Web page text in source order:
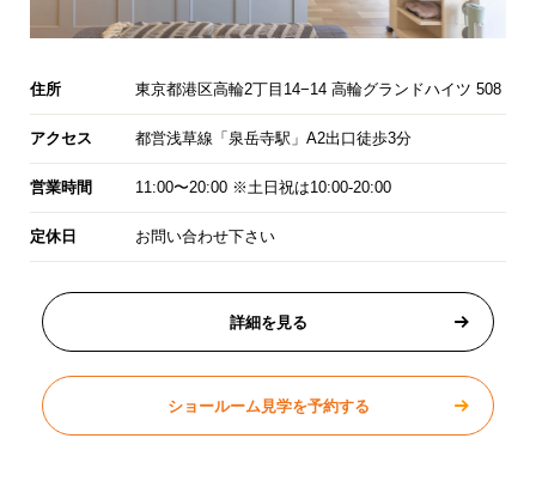
住所 東京都港区高輪2丁目14−14 高輪グランドハイツ 508
アクセス 都営浅草線「泉岳寺駅」A2出口徒歩3分
営業時間 11:00〜20:00 ※土日祝は10:00-20:00
定休日 お問い合わせ下さい
詳細を見る
ショールーム見学を予約する